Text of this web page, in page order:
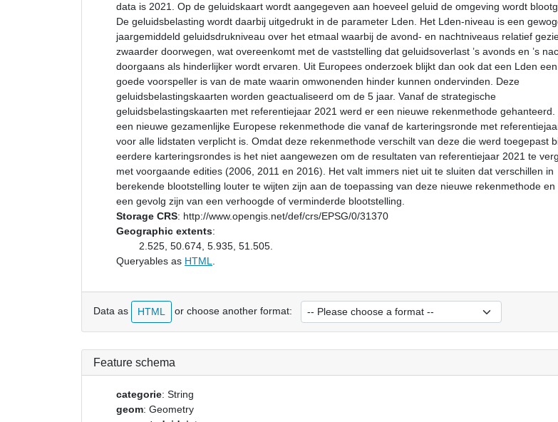
data is 2021. Op de geluidskaart wordt aangegeven aan hoeveel geluid de omgeving wordt
De geluidsbelasting wordt daarbij uitgedrukt in de parameter Lden. Het Lden-niveau is een
jaargemiddeld geluidsdrukniveau over het etmaal waarbij de avond- en nachtniveaus relatief
zwaarder doorwegen, wat overeenkomt met de vaststelling dat geluidsoverlast ’s avonds en ’s
doorgaans als hinderlijker wordt ervaren. Uit Europees onderzoek blijkt dan ook dat een Lden
goede voorspeller is van de mate waarin omwonenden hinder kunnen ondervinden. Deze
geluidsbelastingskaarten worden geactualiseerd om de 5 jaar. Vanaf de strategische
geluidsbelastingskaarten met referentiejaar 2021 werd er een nieuwe rekenmethode gehanteerd.
een nieuwe gezamenlijke Europese rekenmethode die vanaf de karteringsronde met
voor alle lidstaten verplicht is. Omdat deze rekenmethode verschilt van deze die werd toegepast
eerdere karteringsrondes is het niet aangewezen om de resultaten van referentiejaar 2021 te
met voorgaande edities (2006, 2011 en 2016). Het valt immers niet uit te sluiten dat verschillen in
berekende blootstelling louter te wijten zijn aan de toepassing van deze nieuwe rekenmethode en
een gevolg zijn van een verhoogde of verminderde blootstelling.
Storage CRS: http://www.opengis.net/def/crs/EPSG/0/31370
Geographic extents:
2.525, 50.674, 5.935, 51.505.
Queryables as HTML
Data as HTML or choose another format:
Feature schema
categorie: String
geom: Geometry